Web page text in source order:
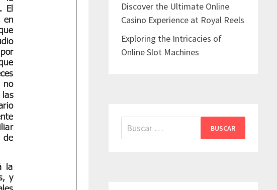
Discover the Ultimate Online
Casino Experience at Royal Reels
Exploring the Intricacies of
Online Slot Machines
Buscar: